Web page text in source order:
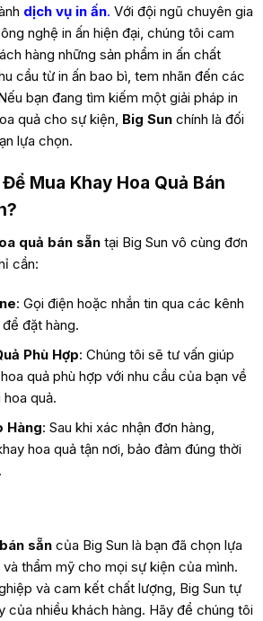
dịch vụ in ấn. Với đội ngũ chuyên gia
nghệ in ấn hiện đại, chúng tôi cam
hàng những sản phẩm in ấn chất
cầu từ in ấn bao bì, tem nhãn đến các
bạn đang tìm kiếm một giải pháp in
quả cho sự kiện, Big Sunchính là đối
lựa chọn.
Mua Khay Hoa Quả Bán
quả bán sẵntại Big Sun vô cùng đơn
cần:
: Gọi điện hoặc nhắn tin qua các kênh
đặt hàng.
Phù Hợp: Chúng tôi sẽ tư vấn giúp
quả phù hợp với nhu cầu của bạn về
quả.
Hàng: Sau khi xác nhận đơn hàng,
hoa quả tận nơi, bảo đảm đúng thời
sẵncủa Big Sun là bạn đã chọn lựa
thẩm mỹ cho mọi sự kiện của mình.
và cam kết chất lượng, Big Sun tự
của nhiều khách hàng. Hãy để chúng tôi